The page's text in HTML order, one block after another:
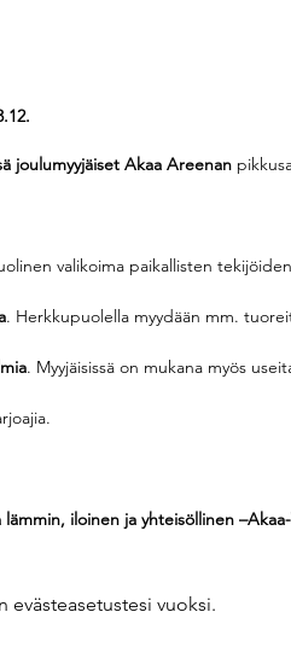
joulumyyjäiset Akaa Areenan
valikoima paikallisten
. Herkkupuolella myydään mm.
. Myyjäisissä on mukana myös
iloinen ja yhteisöllinen
vuoksi.